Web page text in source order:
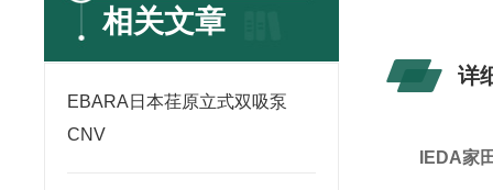
相关文章
​EBARA日本荏原立式双吸泵
CNV
详
IEDA家